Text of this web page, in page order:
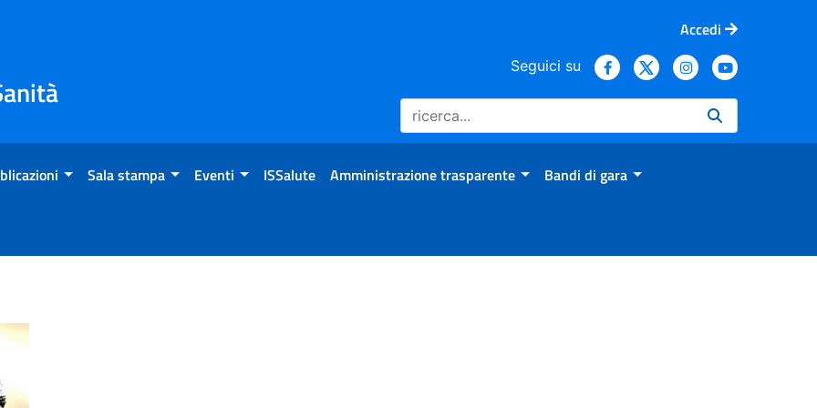
Accedi
Seguici su
Sala stampa Eventi ISSalute Amministrazione trasparente Bandi di gara